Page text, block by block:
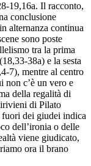
19,16a. Il racconto,
conclusione
alternanza continua
sono poste
tra la prima
38a) e la sesta
7), mentre al centro
non c’è un vero e
della regalità di
di Pilato
fuori dei giudei indica
dell’ironia o delle
viene giudicato,
ora il brano